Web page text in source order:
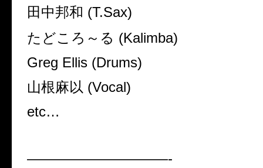
田中邦和 (T.Sax)
たどころ～る (Kalimba)
Greg Ellis (Drums)
山根麻以 (Vocal)
etc…
——————————-